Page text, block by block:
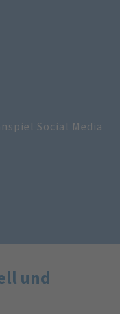
Social Media
und